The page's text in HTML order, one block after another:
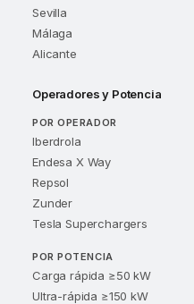
Sevilla
Málaga
Alicante
Operadores y Potencia
POR OPERADOR
Iberdrola
Endesa X Way
Repsol
Zunder
Tesla Superchargers
POR POTENCIA
Carga rápida ≥50 kW
Ultra-rápida ≥150 kW